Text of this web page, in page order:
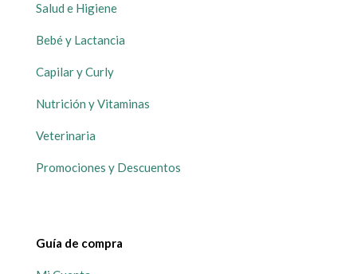
Salud e Higiene
Bebé y Lactancia
Capilar y Curly
Nutrición y Vitaminas
Veterinaria
Promociones y Descuentos
Guía de compra